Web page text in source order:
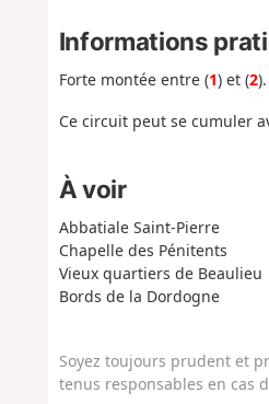
Informations
Forte montée entre (1) et (2).
Ce circuit peut se cumuler
À voir
Abbatiale Saint-Pierre
Chapelle des Pénitents
Vieux quartiers de Beaulieu
Bords de la Dordogne
Soyez toujours prudent et
tenus responsables en cas